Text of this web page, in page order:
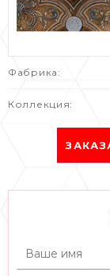
Фабрика:
Коллекция: